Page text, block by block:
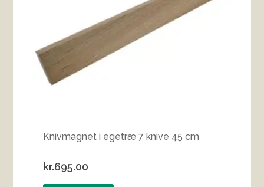
Knivmagnet i egetræ 7 knive 45 cm
kr.695.00